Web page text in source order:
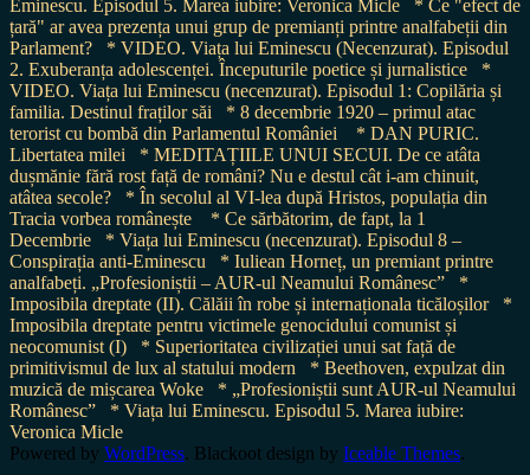
Eminescu. Episodul 5. Marea iubire: Veronica Micle
* Ce "efect de
țară" ar avea prezența unui grup de premianți printre analfabeții din
Parlament?
* VIDEO. Viața lui Eminescu (Necenzurat). Episodul
2. Exuberanța adolescenței. Începuturile poetice și jurnalistice
*
VIDEO. Viața lui Eminescu (necenzurat). Episodul 1: Copilăria și
familia. Destinul fraților săi
* 8 decembrie 1920 – primul atac
terorist cu bombă din Parlamentul României
* DAN PURIC.
Libertatea milei
* MEDITAȚIILE UNUI SECUI. De ce atâta
dușmănie fără rost față de români? Nu e destul cât i-am chinuit,
atâtea secole?
* În secolul al VI-lea după Hristos, populația din
Tracia vorbea românește
* Ce sărbătorim, de fapt, la 1
Decembrie
* Viața lui Eminescu (necenzurat). Episodul 8 –
Conspirația anti-Eminescu
* Iuliean Horneț, un premiant printre
analfabeți. „Profesioniștii – AUR-ul Neamului Românesc”
*
Imposibila dreptate (II). Călăii în robe și internaționala ticăloșilor
*
Imposibila dreptate pentru victimele genocidului comunist și
neocomunist (I)
* Superioritatea civilizației unui sat față de
primitivismul de lux al statului modern
* Beethoven, expulzat din
muzică de mișcarea Woke
* „Profesioniștii sunt AUR-ul Neamului
Românesc”
* Viața lui Eminescu. Episodul 5. Marea iubire:
Veronica Micle
Powered by WordPress. Blackoot design by Iceable Themes.